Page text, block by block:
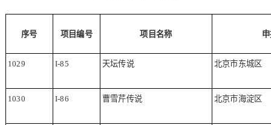
序号 项目编号 项目名称
1029 I-85 天坛传说 北京市东城区
1030 I-86 曹雪芹传说 北京市海淀区